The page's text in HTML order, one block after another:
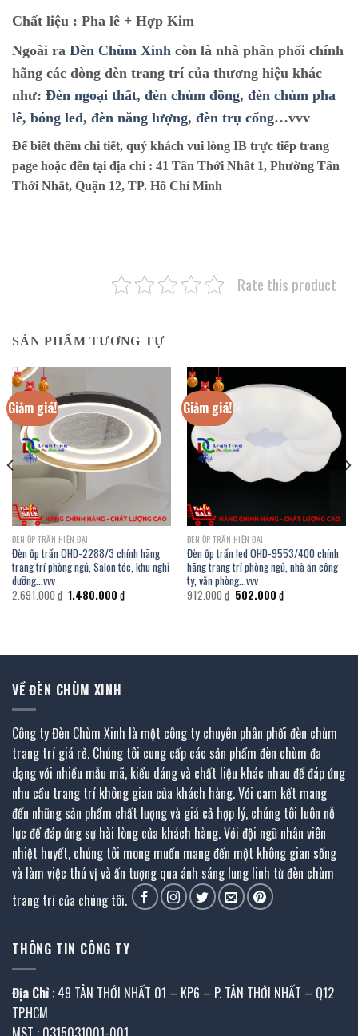
Chất liệu : Pha lê + Hợp Kim
Ngoài ra Đèn Chùm Xinh còn là nhà phân phối chính
hãng các dòng đèn trang trí của thương hiệu khác
như: Đèn ngoại thất, đèn chùm đồng, đèn chùm pha
lê, bóng led, đèn năng lượng, đèn trụ cổng…vvv
Để biết thêm chi tiết, quý khách vui lòng IB trực tiếp trang
page hoặc đến tại địa chỉ : 41 Tân Thới Nhất 1, Phường Tân
Thới Nhất, Quận 12, TP. Hồ Chí Minh
Rate this product
SẢN PHẨM TƯƠNG TỰ
Giảm giá!
ĐÈN ỐP TRẦN HIỆN ĐẠI
Đèn ốp trần OHD-2288/3 chính hãng
trang trí phòng ngủ, Salon tóc, khu nghỉ
dưỡng…vvv
2.691.000₫ Giá
gốc
1.480.000 ₫Giá
hiện
Giảm giá!
ĐÈN ỐP TRẦN HIỆN ĐẠI
Đèn ốp trần led OHD-9553/400 chính
hãng trang trí phòng ngủ, nhà ăn công
ty, văn phòng…vvv
912.000₫ Giá
gốc
502.000 ₫Giá
hiện
VỀ ĐÈN CHÙM XINH
Công ty Đèn Chùm Xinh là một công ty chuyên phân phối đèn chùm
trang trí giá rẻ. Chúng tôi cung cấp các sản phẩm đèn chùm đa
dạng với nhiều mẫu mã, kiểu dáng và chất liệu khác nhau để đáp ứng
nhu cầu trang trí không gian của khách hàng. Với cam kết mang
đến những sản phẩm chất lượng và giá cả hợp lý, chúng tôi luôn nỗ
lực để đáp ứng sự hài lòng của khách hàng. Với đội ngũ nhân viên
nhiệt huyết, chúng tôi mong muốn mang đến một không gian sống
và làm việc thú vị và ấn tượng qua ánh sáng lung linh từ đèn chùm
trang trí của chúng tôi.
THÔNG TIN CÔNG TY
Địa Chỉ : 49 TÂN THỚI NHẤT 01 – KP6 – P. TÂN THỚI NHẤT – Q12
TP.HCM